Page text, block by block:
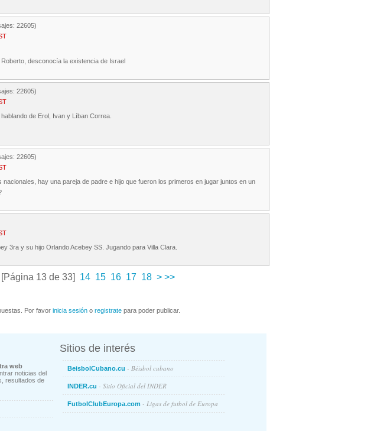
22605)
desconocía la existencia de Israel
22605)
de Erol, Ivan y Líban Correa.
22605)
hay una pareja de padre e hijo que fueron los primeros en jugar juntos en un
3ra y su hijo Orlando Acebey SS. Jugando para Villa Clara.
[Página 13 de 33] 14 15 16 17 18 > >>
Por favor inicia sesión o registrate para poder publicar.
web
noticias del
resultados de
Sitios de interés
BeisbolCubano.cu - Béisbol cubano
INDER.cu - Sitio Oficial del INDER
FutbolClubEuropa.com - Ligas de futbol de Europa